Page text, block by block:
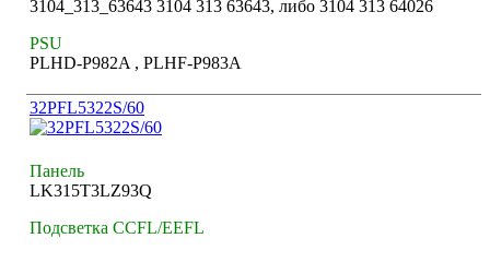
3104_313_63643 3104 313 63643, либо 3104 313 64026
PSU
PLHD-P982A , PLHF-P983A
32PFL5322S/60
Панель
LK315T3LZ93Q
Подсветка CCFL/EEFL